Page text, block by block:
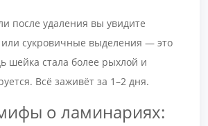
после удаления вы увидите
сукровичные выделения — это
шейка стала более рыхлой и
Всё заживёт за 1–2 дня.
о ламинариях: